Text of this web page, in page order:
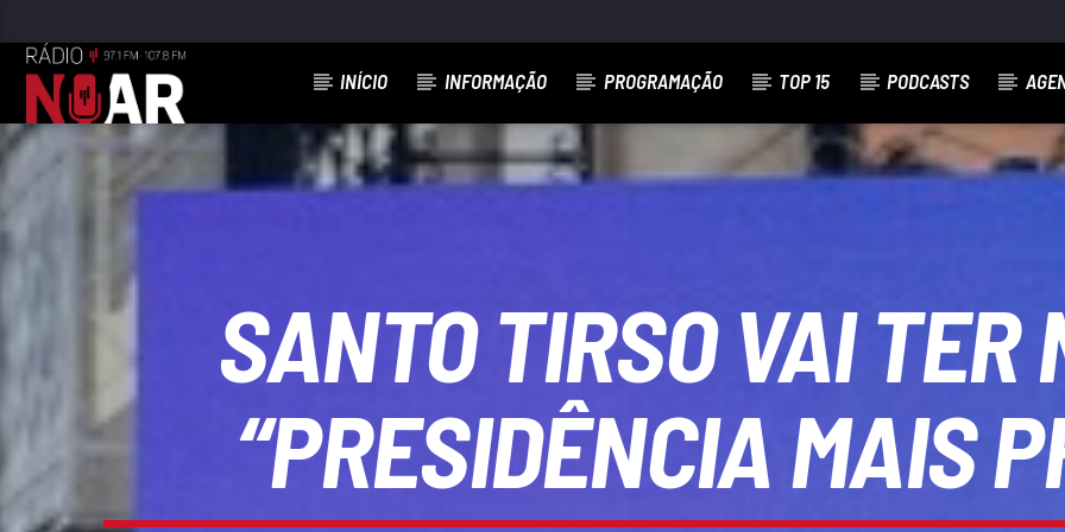
INÍCIO INFORMAÇÃO PROGRAMAÇÃO TOP 15 PODCASTS
ELA SÓ QUER É FESTA
SANTO TIRSO VAI TER
“PRESIDÊNCIA MAIS